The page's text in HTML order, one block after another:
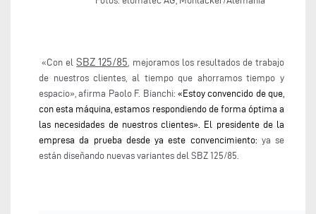
«Con elSBZ 125/85, mejoramos los resultados de trabajo
de nuestros clientes, al tiempo que ahorramos tiempo y
espacio», afirma Paolo F. Bianchi: «Estoy convencido de que,
con esta máquina, estamos respondiendo de forma óptima a
las necesidades de nuestros clientes». El presidente de la
empresa da prueba desde ya este convencimiento: ya se
están diseñando nuevas variantes del SBZ 125/85.